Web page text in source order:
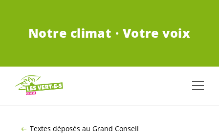
Notre climat · Votre voix
Textes déposés au Grand Conseil